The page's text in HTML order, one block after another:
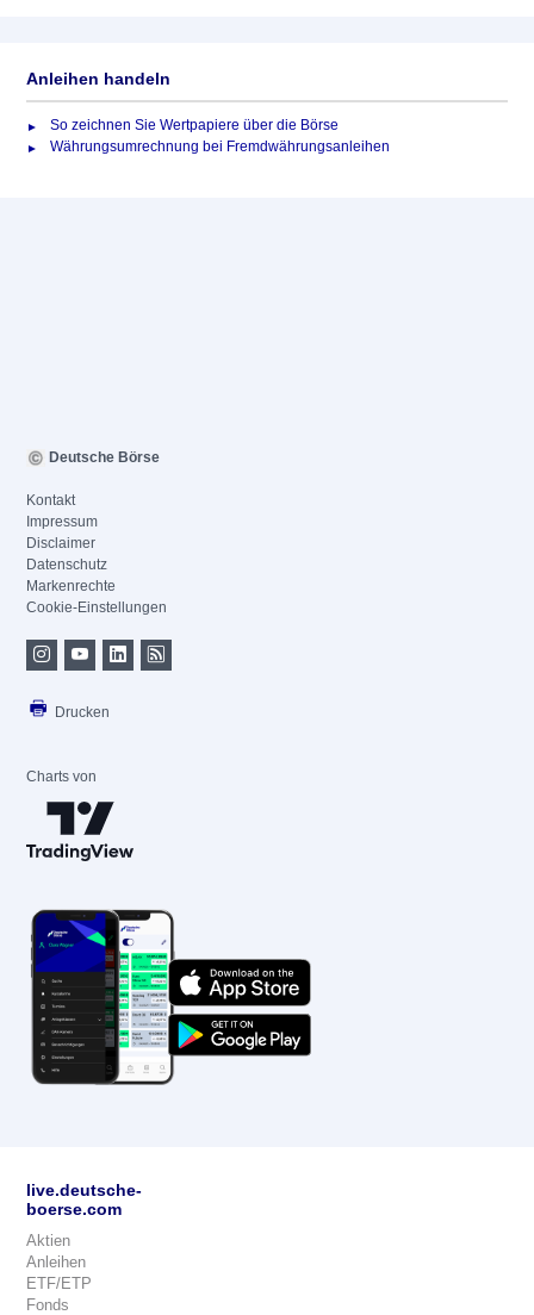
Anleihen handeln
So zeichnen Sie Wertpapiere über die Börse
Währungsumrechnung bei Fremdwährungsanleihen
Deutsche Börse
Kontakt
Impressum
Disclaimer
Datenschutz
Markenrechte
Cookie-Einstellungen
Drucken
Charts von
live.deutsche-
boerse.com
Aktien
Anleihen
ETF/ETP
Fonds